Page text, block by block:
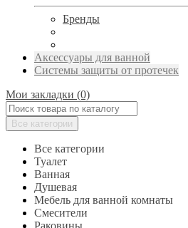
Бренды
Аксессуары для ванной
Системы защиты от протечек
Мои закладки (0)
Все категории
Все категории
Туалет
Ванная
Душевая
Мебель для ванной комнаты
Смесители
Раковины